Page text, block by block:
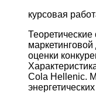
курсовая
оценки
Cola Hellenic.